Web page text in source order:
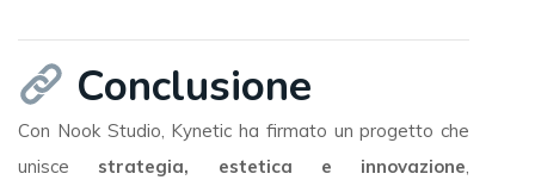
Conclusione
Con Nook Studio, Kynetic ha firmato un progetto che
unisce strategia, estetica e innovazione,